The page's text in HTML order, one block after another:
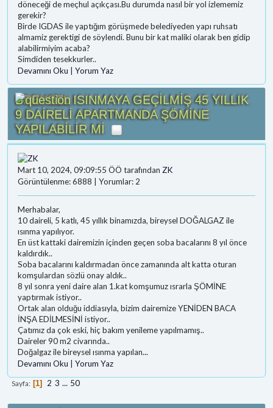
döneceği de meçhul açıkçası.Bu durumda nasıl bir yol izlememiz
gerekir?
Birde IGDAS ile yaptığım görüşmede belediyeden yapı ruhsatı
almamiz gerektigi de söylendi. Bunu bir kat maliki olarak ben gidip
alabilirmiyim acaba?
Simdiden tesekkurler..
Devamını Oku
Yorum Yaz
BREYSEL ISINMAYA GEÇİLMİŞ 45 YILLIK
9 DAİRELİ APARTMANDA ŞÖMİNE
YAPILABİLİR Mİ
Mart 10, 2024, 09:09:55 ÖÖ tarafından ZK
Görüntülenme: 6888 | Yorumlar: 2
Merhabalar,
10 daireli, 5 katlı, 45 yıllık binamızda, bireysel DOĞALGAZ ile
ısınma yapılıyor.
En üst kattaki dairemizin içinden geçen soba bacalarını 8 yıl önce
kaldırdık..
Soba bacalarını kaldırmadan önce zamanında alt katta oturan
komşulardan sözlü onay aldık..
8 yıl sonra yeni daire alan 1.kat komşumuz ısrarla ŞÖMİNE
yaptırmak istiyor..
Ortak alan olduğu iddiasıyla, bizim dairemize YENİDEN BACA
İNŞA EDİLMESİNİ istiyor..
Çatımız da çok eski, hiç bakım yenileme yapılmamış..
Daireler 90 m2 civarında..
Doğalgaz ile bireysel ısınma yapılan...
Devamını Oku
Yorum Yaz
Sayfa 1 2 3 ... 50